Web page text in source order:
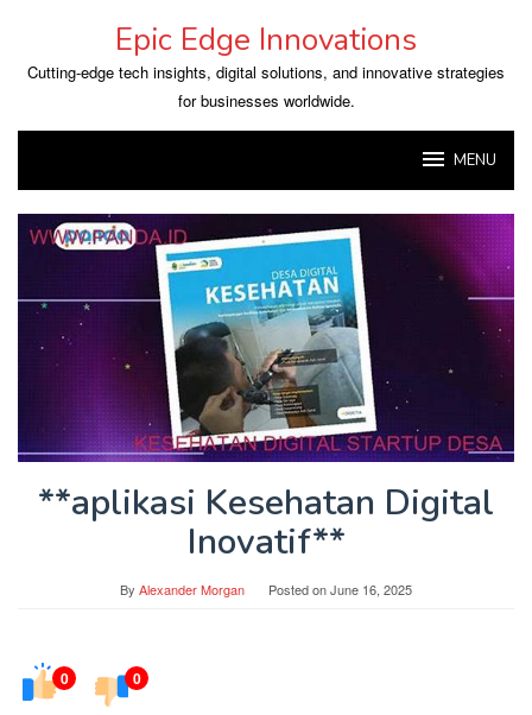
content
Epic Edge Innovations
Cutting-edge tech insights, digital solutions, and innovative strategies
for businesses worldwide.
MENU
**aplikasi Kesehatan Digital
Inovatif**
By Alexander Morgan Posted onJune 16, 2025
0 0